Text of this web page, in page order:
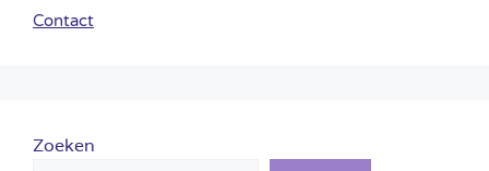
Contact
Zoeken